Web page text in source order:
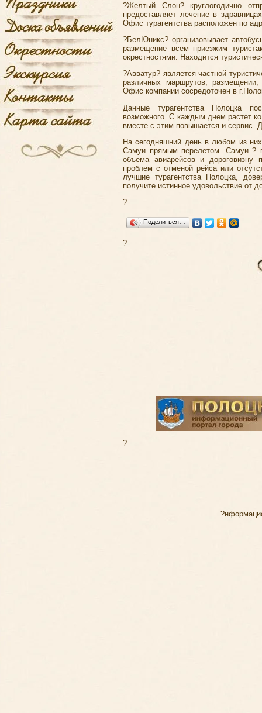
?Желтый Слон? круглогодично
предоставляет лечение в
Офис турагентства расположен по
?БелЮникс? организовывает
размещение всем приезжим
окрестностями. Находится
?Авватур? является частной
различных маршрутов,
Офис компании сосредоточен в
Данные турагентства Полоцка
возможного. С каждым днем растет
вместе с этим повышается и сервис.
На сегодняшний день в любом из
Самуи прямым перелетом. Самуи ?
объема авиарейсов и
проблем с отменой рейса или
лучшие турагентства Полоцка,
получите истинное удовольствие от
?
Поделиться…
?
?